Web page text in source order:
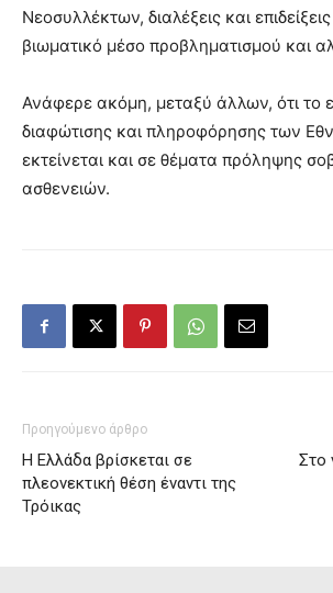
Νεοσυλλέκτων, διαλέξεις και
βιωματικό μέσο προβληματισμού και
Ανάφερε ακόμη, μεταξύ άλλων, ότι το
διαφώτισης και πληροφόρησης των
εκτείνεται και σε θέματα πρόληψης
ασθενειών.
Προηγούμενο άρθρο
Η Ελλάδα βρίσκεται σε
πλεονεκτική θέση έναντι της
Τρόικας
Στο